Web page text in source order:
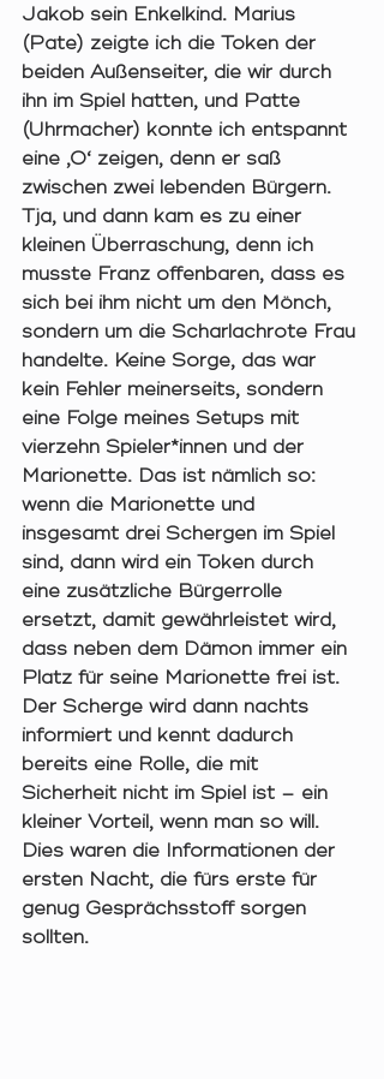
Jakob sein Enkelkind. Marius
(Pate) zeigte ich die Token der
beiden Außenseiter, die wir durch
ihn im Spiel hatten, und Patte
(Uhrmacher) konnte ich entspannt
eine ‚0‘ zeigen, denn er saß
zwischen zwei lebenden Bürgern.
Tja, und dann kam es zu einer
kleinen Überraschung, denn ich
musste Franz offenbaren, dass es
sich bei ihm nicht um den Mönch,
sondern um die Scharlachrote Frau
handelte. Keine Sorge, das war
kein Fehler meinerseits, sondern
eine Folge meines Setups mit
vierzehn Spieler*innen und der
Marionette. Das ist nämlich so:
wenn die Marionette und
insgesamt drei Schergen im Spiel
sind, dann wird ein Token durch
eine zusätzliche Bürgerrolle
ersetzt, damit gewährleistet wird,
dass neben dem Dämon immer ein
Platz für seine Marionette frei ist.
Der Scherge wird dann nachts
informiert und kennt dadurch
bereits eine Rolle, die mit
Sicherheit nicht im Spiel ist – ein
kleiner Vorteil, wenn man so will.
Dies waren die Informationen der
ersten Nacht, die fürs erste für
genug Gesprächsstoff sorgen
sollten.